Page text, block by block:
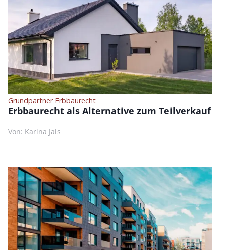
Grundpartner Erbbaurecht
Erbbaurecht als Alternative zum Teilverkauf
Von: Karina Jais